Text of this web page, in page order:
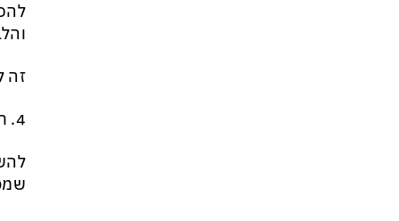
זה
4. חיבור אנושי אמיתי